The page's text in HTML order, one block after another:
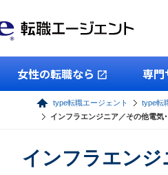
女性の転職なら 専門
type転職エージェント type転
インフラエンジニア／その他電気
インフラエンジ